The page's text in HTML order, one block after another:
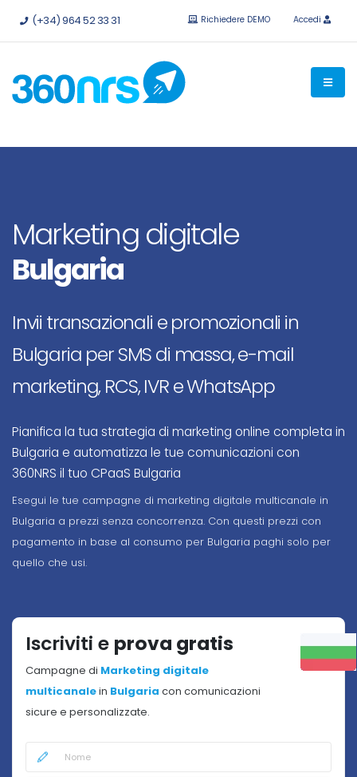
Provalo gratis senza impegno.API e integrazioni disponibili.
(+34) 964 52 33 31 Richiedere DEMO Accedi
Marketing digitale
Bulgaria
Invii transazionali e promozionali in
Bulgaria per SMS di massa, e-mail
marketing, RCS, IVR e WhatsApp
Pianifica la tua strategia di marketing online completa in
Bulgaria e automatizza le tue comunicazioni con
360NRS il tuo CPaaS Bulgaria
Esegui le tue campagne di marketing digitale multicanale in
Bulgaria a prezzi senza concorrenza. Con questi prezzi con
pagamento in base al consumo per Bulgaria paghi solo per
quello che usi.
Iscriviti e prova gratis
Campagne di Marketing digitale
multicanalein Bulgaria con comunicazioni
sicure e personalizzate.